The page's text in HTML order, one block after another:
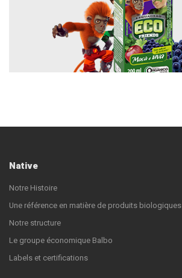
Native
Notre Histoire
Une référence en matière de produits biologiques
Notre structure
Le groupe économique Balbo
Labels et certifications